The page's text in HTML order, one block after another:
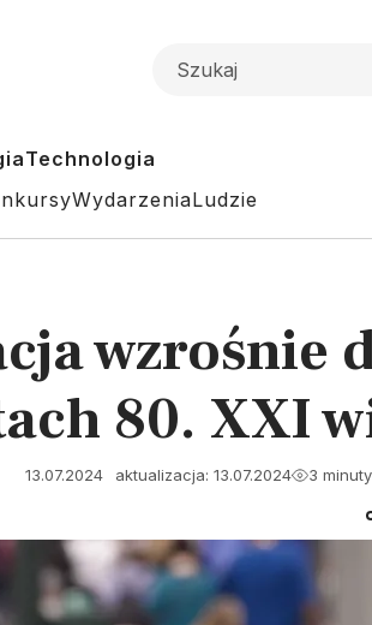
Technologia
WydarzeniaLudzie
wzrośnie
80. XXI
13.07.2024 aktualizacja: 13.07.2024 3